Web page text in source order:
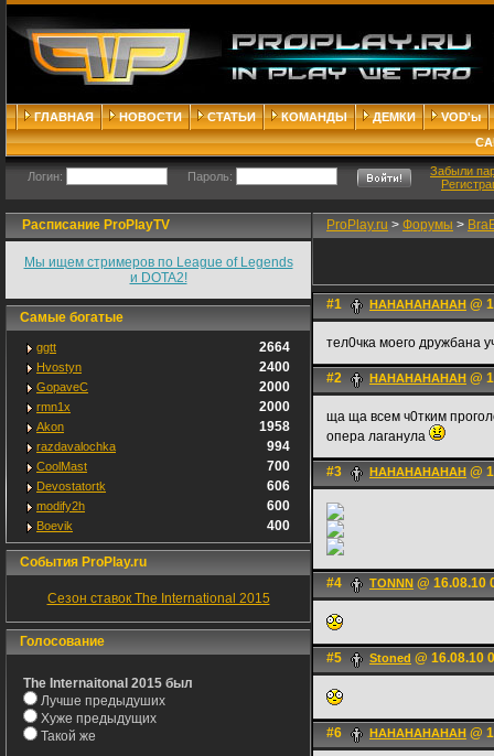
ГЛАВНАЯ НОВОСТИ СТАТЬИ КОМАНДЫ ДЕМКИ
VOD'ы
Логин: Пароль:
Забыли
Расписание ProPlayTV
Мы ищем стримеров по League of Legends
и DOTA2!
Самые богатые
ggtt 2664
Hvostyn 2400
GopaveC 2000
rmn1x 2000
Akon 1958
razdavalochka 994
CoolMast 700
Devostatortk 606
modify2h 600
Boevik 400
События ProPlay.ru
Сезон ставок The International 2015
Голосование
The Internaitonal 2015 был
Лучше предыдуших
Хуже предыдущих
Такой же
ProPlay.ru > Форумы >
#1 HAHAHAHAHAH @
тел0чка моего дружбана
#2 HAHAHAHAHAH @
ща ща всем ч0тким
опера лаганула
#3 HAHAHAHAHAH @
#4 TONNN @ 16.08.10
#5 Stoned @ 16.08.10
#6 HAHAHAHAHAH @